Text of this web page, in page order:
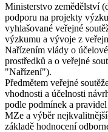
Ministerstvo zemědělství
podporu na projekty
vyhlašované veřejné
výzkumu a vývoje z
Nařízením vlády o
prostředků a o veřejné
"Nařízení").
Předmětem veřejné
vhodnosti a účelnosti
podle podmínek a
MZe a výběr
základě hodnocení